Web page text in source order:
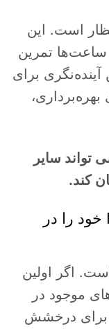
است. این
تمرین
برای
تواند سایر
کند.
5) اولین لمس FIRST TOUCH خود را در
اگر اولین
موجود در
برای درخشش